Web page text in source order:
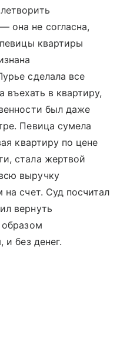
она не согласна,
квартиры
сделала все
въехать в квартиру,
был даже
Певица сумела
квартиру по цене
стала жертвой
выручку
счет. Суд посчитал
вернуть
и без денег.